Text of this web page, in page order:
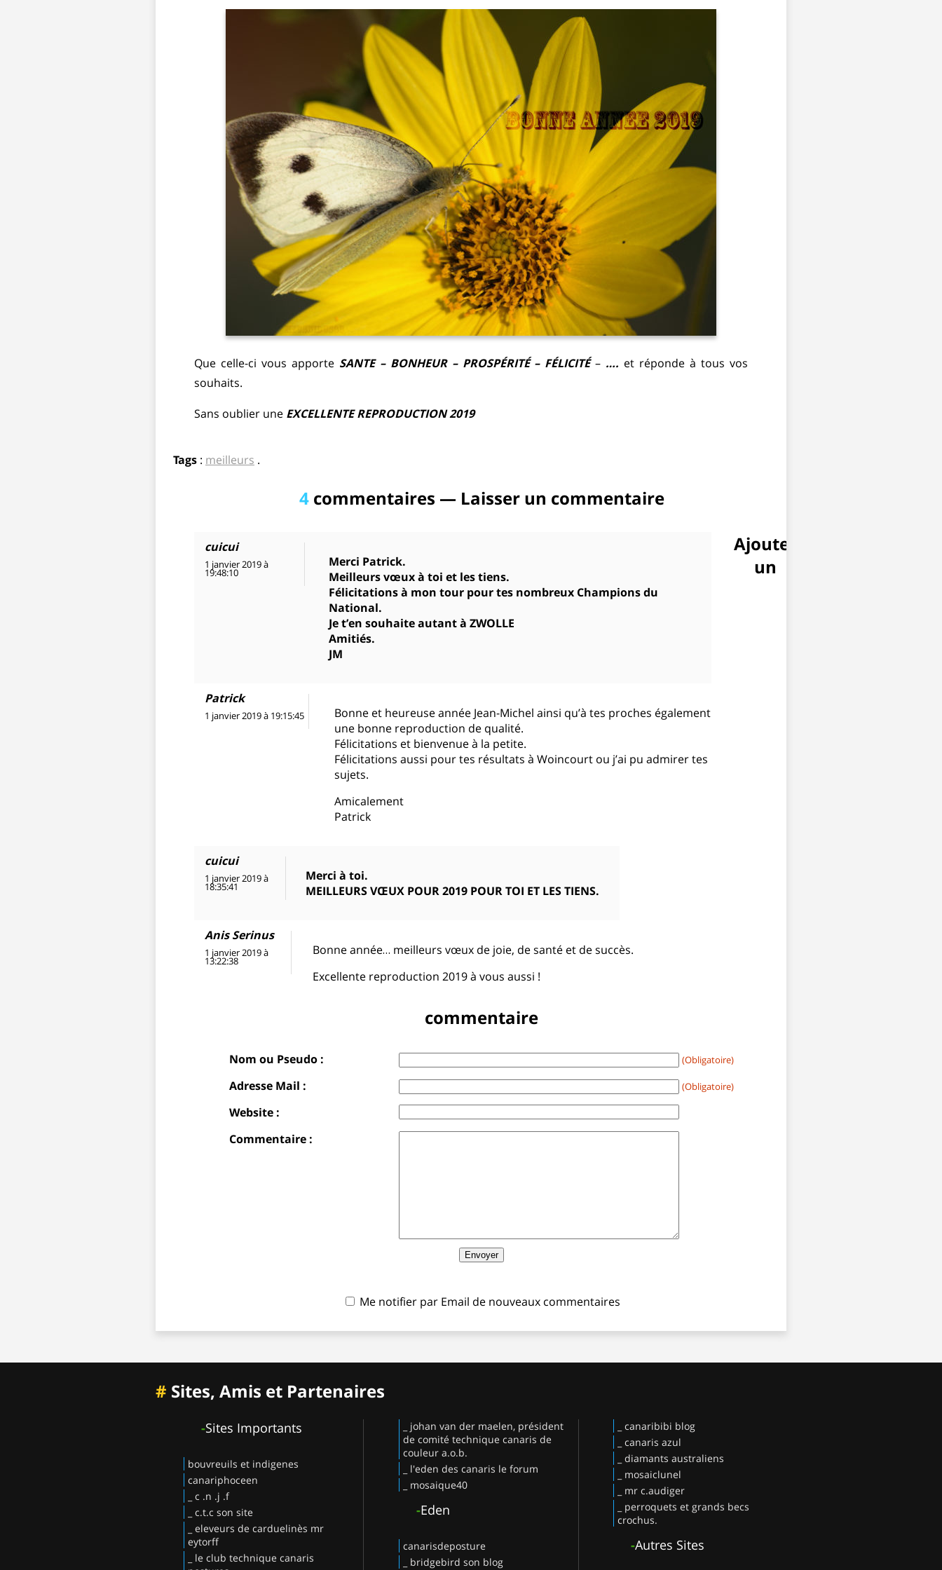
Que celle-ci vous apporte SANTE – BONHEUR – PROSPÉRITÉ – FÉLICITÉ– …. et réponde à tous vos
souhaits.
Sans oublier une EXCELLENTE REPRODUCTION 2019
Tags : meilleurs .
4commentaires — Laisser un commentaire
cuicui
1 janvier 2019 à
19:48:10
Merci Patrick.
Meilleurs vœux à toi et les tiens.
Félicitations à mon tour pour tes nombreux Champions du
National.
Je t’en souhaite autant à ZWOLLE
Amitiés.
JM
Patrick
1 janvier 2019 à 19:15:45
Bonne et heureuse année Jean-Michel ainsi qu’à tes proches également
une bonne reproduction de qualité.
Félicitations et bienvenue à la petite.
Félicitations aussi pour tes résultats à Woincourt ou j’ai pu admirer tes
sujets.
Amicalement
Patrick
cuicui
1 janvier 2019 à
18:35:41
Merci à toi.
MEILLEURS VŒUX POUR 2019 POUR TOI ET LES TIENS.
Anis Serinus
1 janvier 2019 à
13:22:38
Bonne année… meilleurs vœux de joie, de santé et de succès.
Excellente reproduction 2019 à vous aussi !
Ajouter
un
commentaire
Nom ou Pseudo : (Obligatoire)
Adresse Mail : (Obligatoire)
Website :
Commentaire :
Me notifier par Email de nouveaux commentaires
# Sites, Amis et Partenaires
-Sites Importants
bouvreuils et indigenes
canariphoceen
_ c .n .j .f
_ c.t.c son site
_ eleveurs de carduelinès mr
eytorff
_ le club technique canaris
_ johan van der maelen, président
de comité technique canaris de
couleur a.o.b.
_ l'eden des canaris le forum
_ mosaique40
-Eden
canarisdeposture
_ bridgebird son blog
_ canaribibi blog
_ canaris azul
_ diamants australiens
_ mosaiclunel
_ mr c.audiger
_ perroquets et grands becs
crochus.
-Autres Sites